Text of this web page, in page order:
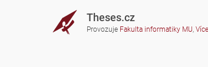
Theses.cz
Provozuje Fakulta informatiky MU,